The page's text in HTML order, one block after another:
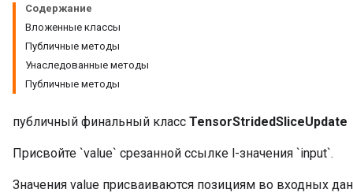
Содержание
Вложенные классы
Публичные методы
Унаследованные методы
Публичные методы
публичный финальный класс TensorStridedSliceUpdate
Присвойте `value` срезанной ссылке l-значения `input`.
Значения value присваиваются позициям во входных